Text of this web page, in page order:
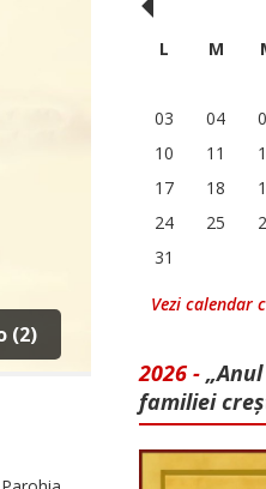
(2)
L M
03
04
10
11
17
18
24
25
31
Vezi calendar
2026 -
familiei